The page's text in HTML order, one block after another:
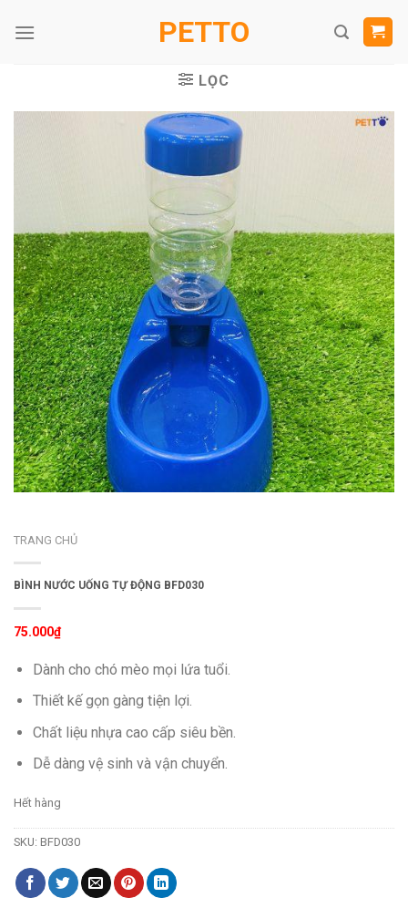
PETTO
LỌC
TRANG CHỦ
BÌNH NƯỚC UỐNG TỰ ĐỘNG BFD030
75.000₫
Dành cho chó mèo mọi lứa tuổi.
Thiết kế gọn gàng tiện lợi.
Chất liệu nhựa cao cấp siêu bền.
Dễ dàng vệ sinh và vận chuyển.
Hết hàng
SKU: BFD030